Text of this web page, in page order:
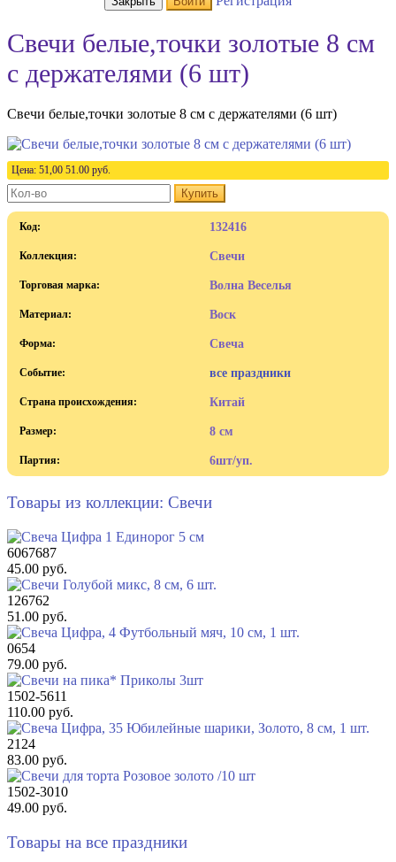
Свечи белые,точки золотые 8 см
с держателями (6 шт)
Свечи белые,точки золотые 8 см с держателями (6 шт)
Цена: 51,00 51.00 руб.
Купить
Код: 132416
Коллекция: Свечи
Торговая марка: Волна Веселья
Материал: Воск
Форма: Свеча
Событие: все праздники
Страна происхождения: Китай
Размер: 8 см
Партия: 6шт/уп.
Товары из коллекции: Свечи
6067687
45.00 руб.
126762
51.00 руб.
0654
79.00 руб.
1502-5611
110.00 руб.
2124
83.00 руб.
1502-3010
49.00 руб.
Товары на все праздники